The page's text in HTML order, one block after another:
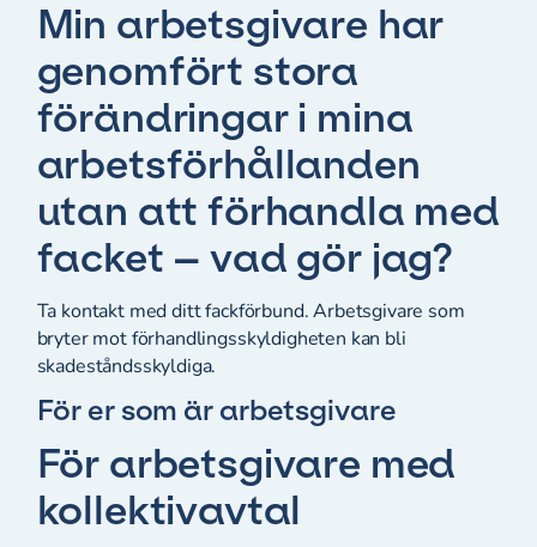
Min arbetsgivare har
genomfört stora
förändringar i mina
arbetsförhållanden
utan att förhandla med
facket – vad gör jag?
Ta kontakt med ditt fackförbund. Arbetsgivare som
bryter mot förhandlingsskyldigheten kan bli
skadeståndsskyldiga.
För er som är arbetsgivare
För arbetsgivare med
kollektivavtal